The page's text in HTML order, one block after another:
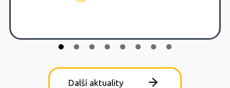
Další aktuality